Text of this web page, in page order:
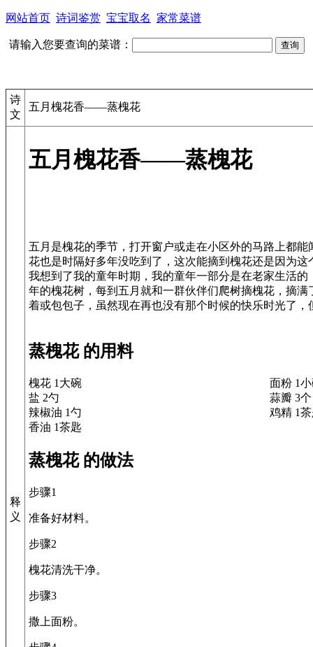
网站首页 诗词鉴赏 宝宝取名 家常菜谱
请输入您要查询的菜谱：
诗
文
五月槐花香——蒸槐花
释
义
五月槐花香——蒸槐花
五月是槐花的季节，打开窗户或走在小区外的马路上都
花也是时隔好多年没吃到了，这次能摘到槐花还是因为
我想到了我的童年时期，我的童年一部分是在老家生活
年的槐花树，每到五月就和一群伙伴们爬树摘槐花，摘
着或包包子，虽然现在再也没有那个时候的快乐时光了
蒸槐花 的用料
槐花 1大碗
面粉 1
盐 2勺
蒜瓣 3个
辣椒油 1勺
鸡精 1
香油 1茶匙
蒸槐花 的做法
步骤1
准备好材料。
步骤2
槐花清洗干净。
步骤3
撒上面粉。